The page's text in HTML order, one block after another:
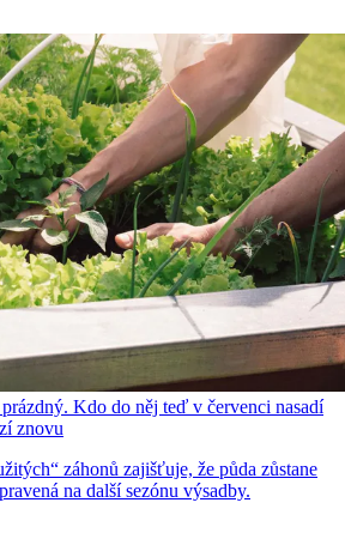
Kdo do něj teď v červenci nasadí
znovu
záhonů zajišťuje, že půda zůstane
na další sezónu výsadby.